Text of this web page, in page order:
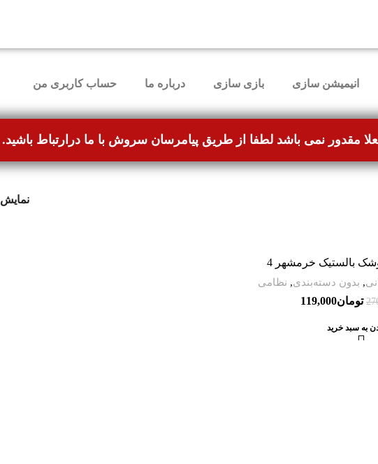
انیمیشن سازی بازی سازی درباره ما حساب کاربری من
مقدور نمی باشد لطفا از طریق پیامرسان سروش با ما درارتباط باشید.
نمایش
بالستیک خرمشهر 4
, بدون دسته‌بندی, نظامی
تومان119,000
به سبد خرید